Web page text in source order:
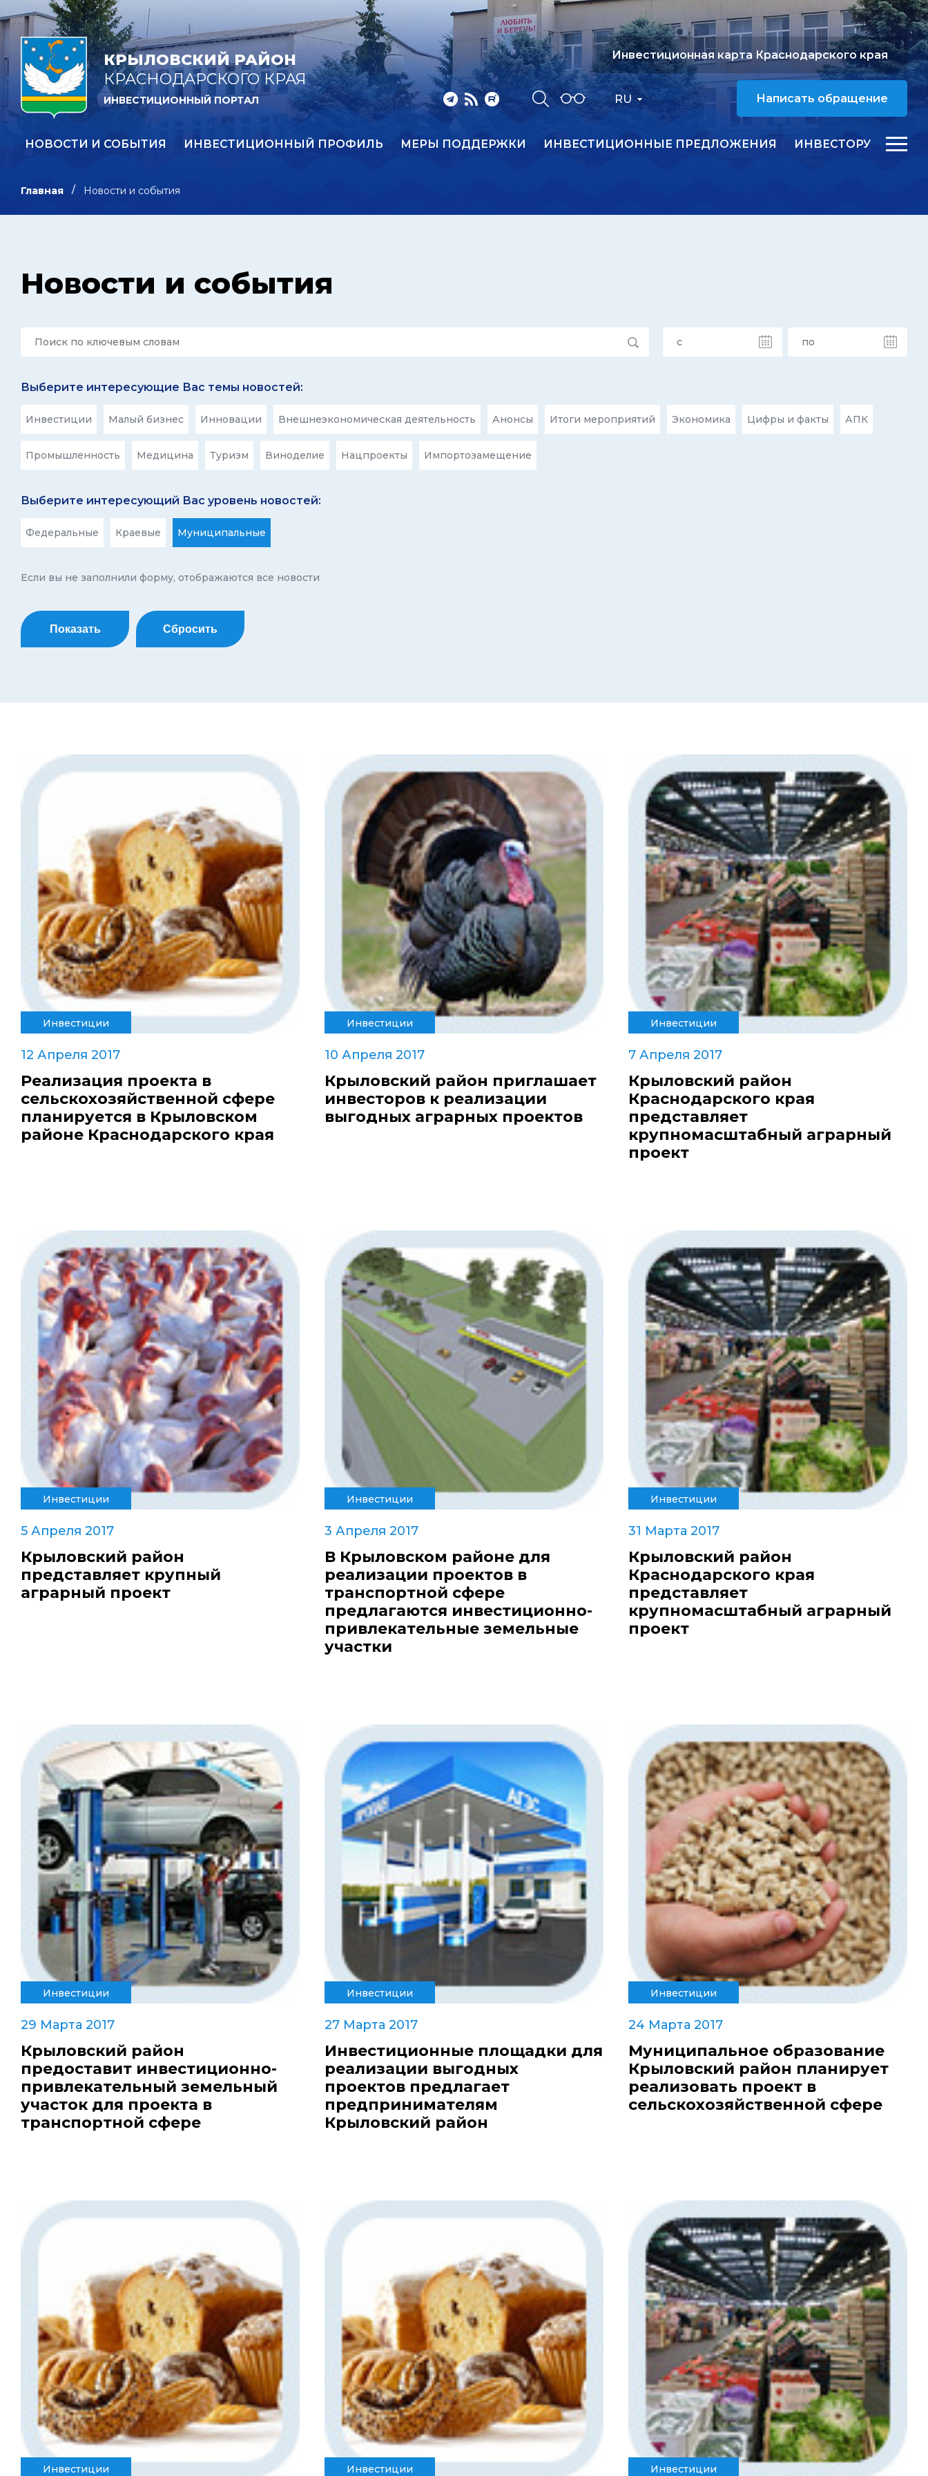
КРЫЛОВСКИЙ РАЙОН
КРАСНОДАРСКОГО КРАЯ
ИНВЕСТИЦИОННЫЙ ПОРТАЛ RU
Инвестиционная карта Краснодарского края
Написать обращение
НОВОСТИ И СОБЫТИЯ ИНВЕСТИЦИОННЫЙ ПРОФИЛЬ МЕРЫ ПОДДЕРЖКИ ИНВЕСТИЦИОННЫЕ ПРЕДЛОЖЕНИЯ ИНВЕСТОРУ
Главная Новости и события
Новости и события
Выберите интересующие Вас темы новостей:
Инвестиции Малый бизнес Инновации Внешнеэкономическая деятельность Анонсы Итоги мероприятий Экономика Цифры и факты АПК
Промышленность Медицина Туризм Виноделие Нацпроекты Импортозамещение
Выберите интересующий Вас уровень новостей:
Федеральные Краевые Муниципальные
Если вы не заполнили форму, отображаются все новости
Показать Сбросить
Инвестиции
12 Апреля 2017
Реализация проекта в
сельскохозяйственной сфере
планируется в Крыловском
районе Краснодарского края
Инвестиции
10 Апреля 2017
Крыловский район приглашает
инвесторов к реализации
выгодных аграрных проектов
Инвестиции
7 Апреля 2017
Крыловский район
Краснодарского края
представляет
крупномасштабный аграрный
проект
Инвестиции
5 Апреля 2017
Крыловский район
представляет крупный
аграрный проект
Инвестиции
3 Апреля 2017
В Крыловском районе для
реализации проектов в
транспортной сфере
предлагаются инвестиционно-
привлекательные земельные
участки
Инвестиции
31 Марта 2017
Крыловский район
Краснодарского края
представляет
крупномасштабный аграрный
проект
Инвестиции
29 Марта 2017
Крыловский район
предоставит инвестиционно-
привлекательный земельный
участок для проекта в
транспортной сфере
Инвестиции
27 Марта 2017
Инвестиционные площадки для
реализации выгодных
проектов предлагает
предпринимателям
Крыловский район
Инвестиции
24 Марта 2017
Муниципальное образование
Крыловский район планирует
реализовать проект в
сельскохозяйственной сфере
Инвестиции Инвестиции Инвестиции